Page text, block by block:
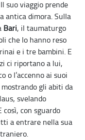
suo viaggio prende
antica dimora. Sulla
Bari, il taumaturgo
che lo hanno reso
e i tre bambini. E
ci riportano a lui,
o l’accenno ai suoi
gli abiti da
svelando
con sguardo
a entrare nella sua